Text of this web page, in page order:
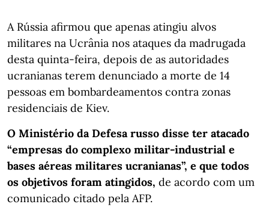
A Rússia afirmou que apenas atingiu alvos
militares na Ucrânia nos ataques da madrugada
desta quinta-feira, depois de as autoridades
ucranianas terem denunciado a morte de 14
pessoas em bombardeamentos contra zonas
residenciais de Kiev.
O Ministério da Defesa russo disse ter atacado
“empresas do complexo militar-industrial e
bases aéreas militares ucranianas”, e que todos
os objetivos foram atingidos, de acordo com um
comunicado citado pela AFP.